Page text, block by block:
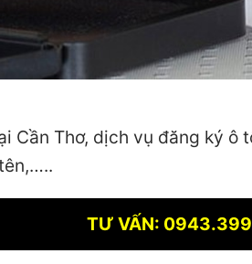
Cần Thơ, dịch vụ đăng ký ô
TƯ VẤN: